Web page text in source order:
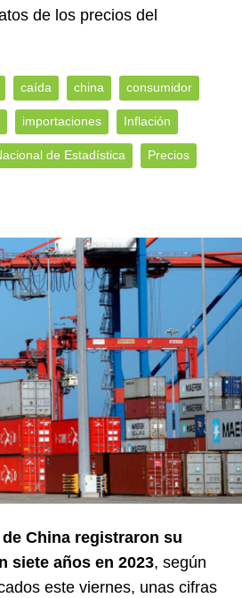
de los precios del
caída china consumidor
importaciones Inflación
de Estadística Precios
China registraron su
siete años en 2023, según
este viernes, unas cifras